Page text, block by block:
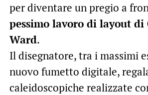
per diventare un pregio a
pessimo lavoro di layout di
Ward.
Il disegnatore, tra i massimi
nuovo fumetto digitale,
caleidoscopiche realizzate